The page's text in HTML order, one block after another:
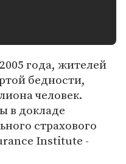
года, жителей
бедности,
человек.
в докладе
страхового
Institute -